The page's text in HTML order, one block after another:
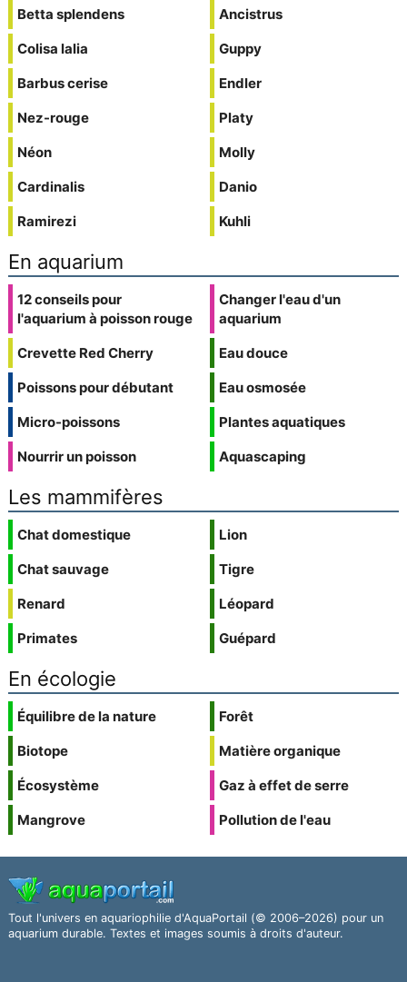
Betta splendens
Colisa lalia
Barbus cerise
Nez-rouge
Néon
Cardinalis
Ramirezi
Ancistrus
Guppy
Endler
Platy
Molly
Danio
Kuhli
En aquarium
12 conseils pour
l'aquarium à poisson rouge
Crevette Red Cherry
Poissons pour débutant
Micro-poissons
Nourrir un poisson
Changer l'eau d'un
aquarium
Eau douce
Eau osmosée
Plantes aquatiques
Aquascaping
Les mammifères
Chat domestique
Chat sauvage
Renard
Primates
Lion
Tigre
Léopard
Guépard
En écologie
Équilibre de la nature
Biotope
Écosystème
Mangrove
Forêt
Matière organique
Gaz à effet de serre
Pollution de l'eau
Tout l'univers en aquariophilie d'AquaPortail (© 2006–2026) pour un
aquarium durable. Textes et images soumis à droits d'auteur.